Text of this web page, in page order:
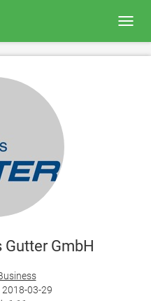
Gutter GmbH
2018-03-29